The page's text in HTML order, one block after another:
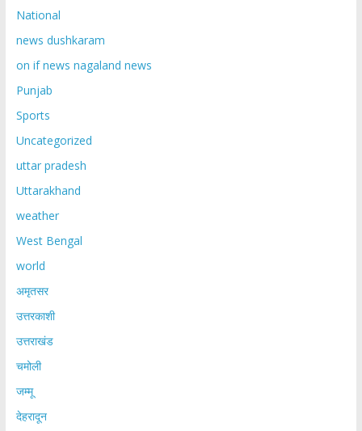
National
news dushkaram
on if news nagaland news
Punjab
Sports
Uncategorized
uttar pradesh
Uttarakhand
weather
West Bengal
world
अमृतसर
उत्तरकाशी
उत्तराखंड
चमोली
जम्मू
देहरादून